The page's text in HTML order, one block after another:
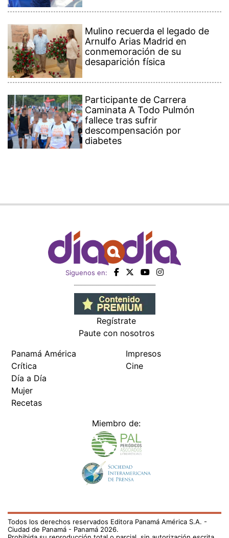
Mulino recuerda el legado de
Arnulfo Arias Madrid en
conmemoración de su
desaparición física
Participante de Carrera
Caminata A Todo Pulmón
fallece tras sufrir
descompensación por
diabetes
Siguenos en:
Regístrate
Paute con nosotros
Panamá América
Crítica
Día a Día
Mujer
Recetas
Impresos
Cine
Miembro de:
Todos los derechos reservados Editora Panamá América S.A. -
Ciudad de Panamá - Panamá 2026.